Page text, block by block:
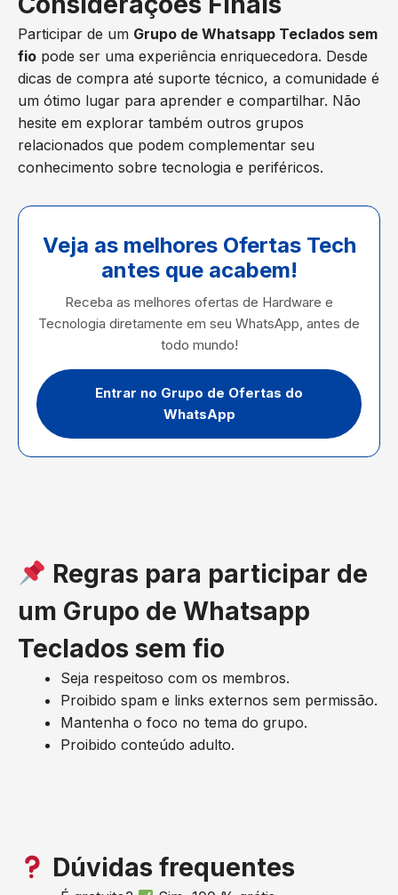
Participar de um Grupo de Whatsapp Teclados sem
fio pode ser uma experiência enriquecedora. Desde
dicas de compra até suporte técnico, a comunidade é
um ótimo lugar para aprender e compartilhar. Não
hesite em explorar também outros grupos
relacionados que podem complementar seu
conhecimento sobre tecnologia e periféricos.
Veja as melhores Ofertas Tech
antes que acabem!
Receba as melhores ofertas de Hardware e
Tecnologia diretamente em seu WhatsApp, antes de
todo mundo!
Entrar no Grupo de Ofertas do
WhatsApp
Regras para participar de
um Grupo de Whatsapp
Teclados sem fio
Seja respeitoso com os membros.
Proibido spam e links externos sem permissão.
Mantenha o foco no tema do grupo.
Proibido conteúdo adulto.
Dúvidas frequentes